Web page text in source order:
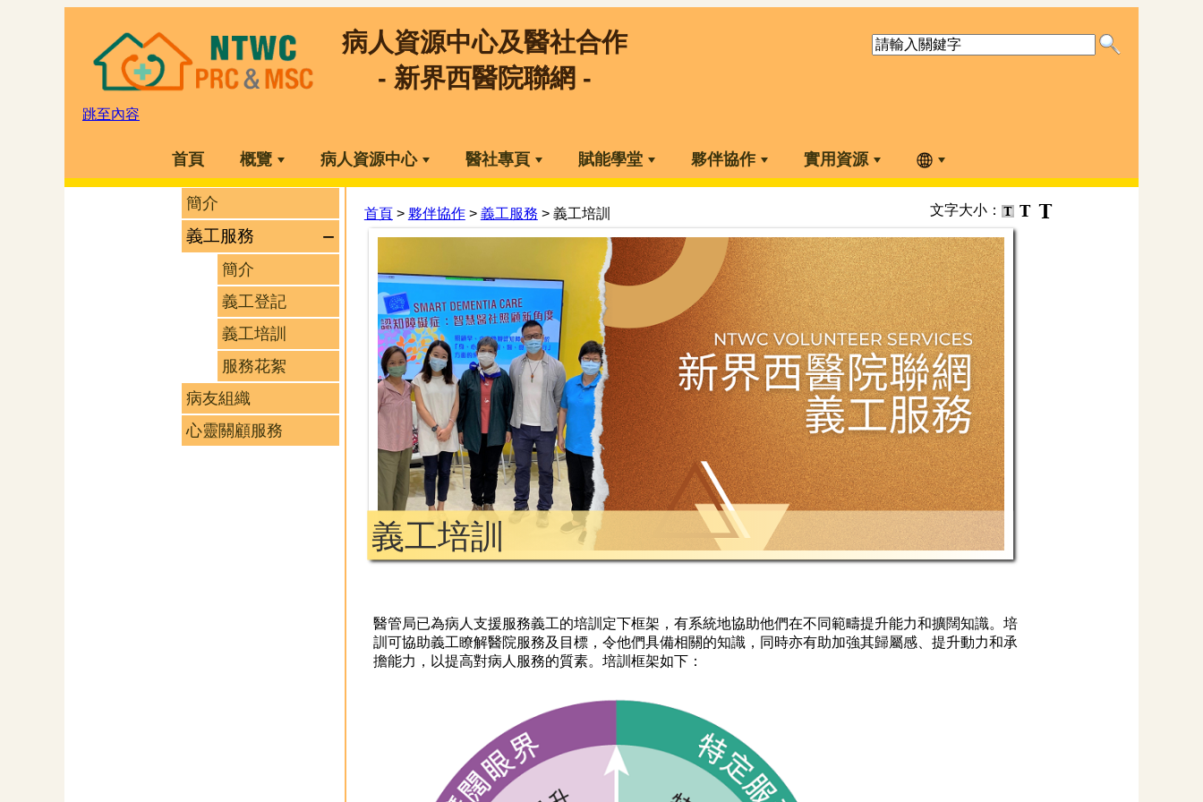
病人資源中心及醫社合作
- 新界西醫院聯網 -
跳至內容
首頁 概覽 病人資源中心 醫社專頁 賦能學堂 夥伴協作 實用資源
簡介
義工服務
簡介
義工登記
義工培訓
服務花絮
病友組織
心靈關顧服務
首頁> 夥伴協作> 義工服務 > 義工培訓 文字大小：
義工培訓
醫管局已為病人支援服務義工的培訓定下框架，有系統地協助他們在不同範疇提升能力和擴闊知識。培
訓可協助義工瞭解醫院服務及目標，令他們具備相關的知識，同時亦有助加強其歸屬感、提升動力和承
擔能力，以提高對病人服務的質素。培訓框架如下：